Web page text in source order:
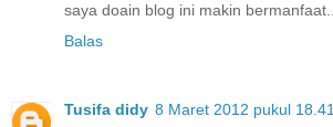
saya doain blog ini makin bermanfaat..
Balas
Tusifa didy 8 Maret 2012 pukul 18.41